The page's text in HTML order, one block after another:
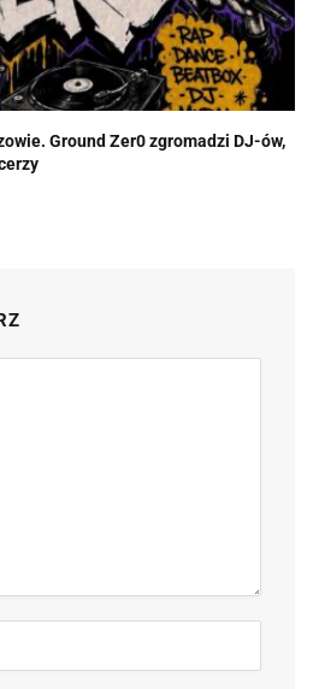
Ground Zer0 zgromadzi DJ-ów,